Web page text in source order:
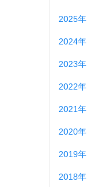
2025年
2024年
2023年
2022年
2021年
2020年
2019年
2018年